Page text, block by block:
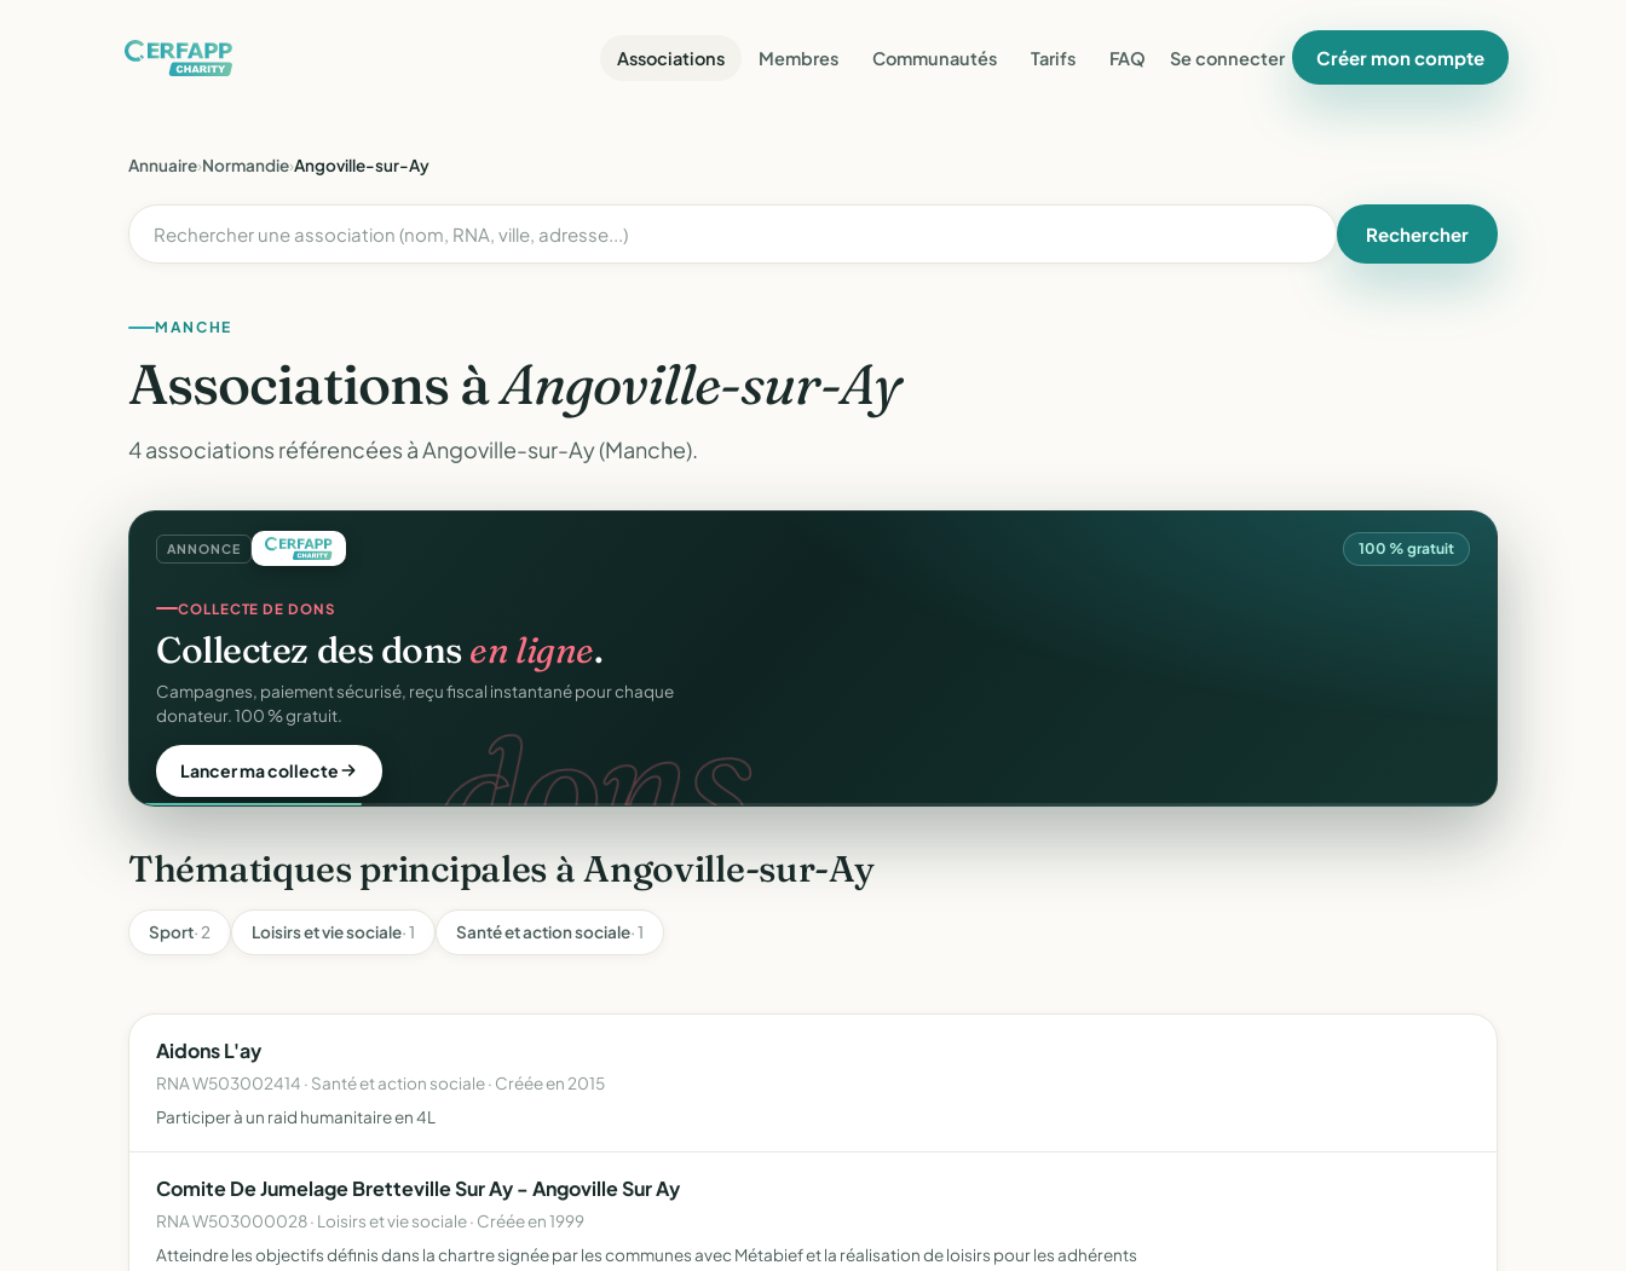
Associations Membres Communautés Tarifs FAQ Se connecter Créer mon compte
Annuaire›Normandie›Angoville-sur-Ay
Rechercher
MANCHE
Associations àAngoville-sur-Ay
4 associations référencées à Angoville-sur-Ay (Manche).
ANNONCE 100 % gratuit
dons.
COLLECTE DE DONS
Collectez des donsen ligne.
Campagnes, paiement sécurisé, reçu fiscal instantané pour chaque
donateur. 100 % gratuit.
Lancer ma collecte
Thématiques principales à Angoville-sur-Ay
Sport· 2 Loisirs et vie sociale· 1 Santé et action sociale· 1
Aidons L'ay
RNA W503002414 · Santé et action sociale · Créée en 2015
Participer à un raid humanitaire en 4L
Comite De Jumelage Bretteville Sur Ay - Angoville Sur Ay
RNA W503000028 · Loisirs et vie sociale · Créée en 1999
Atteindre les objectifs définis dans la chartre signée par les communes avec Métabief et la réalisation de loisirs pour les adhérents